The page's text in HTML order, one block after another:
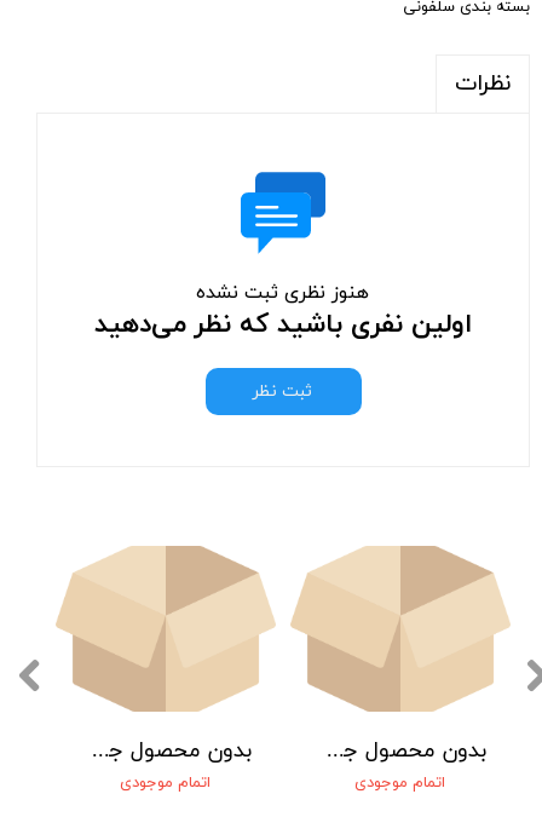
بسته بندی سلفونی
نظرات
هنوز نظری ثبت نشده
اولین نفری باشید که نظر می‌دهید
ثبت نظر
بدون محصول جهت نمایش
اتمام موجودی
بدون محصول جهت نمایش
اتمام موجودی